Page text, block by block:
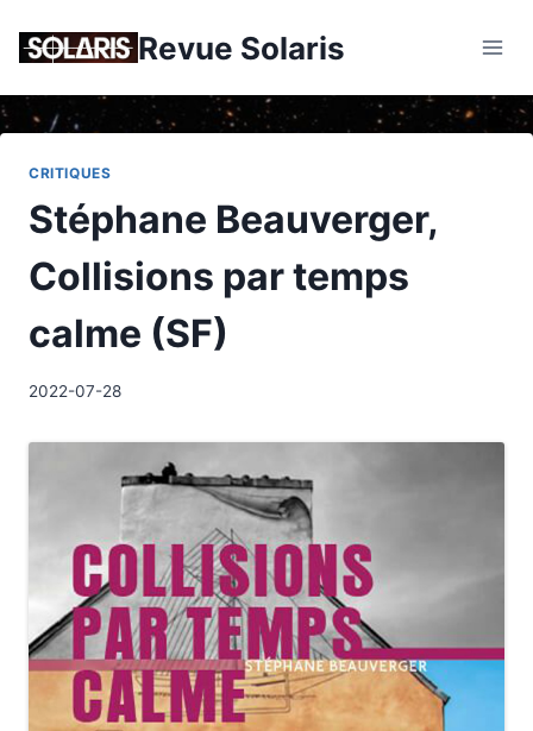
Revue Solaris
CRITIQUES
Stéphane Beauverger,
Collisions par temps
calme (SF)
2022-07-28